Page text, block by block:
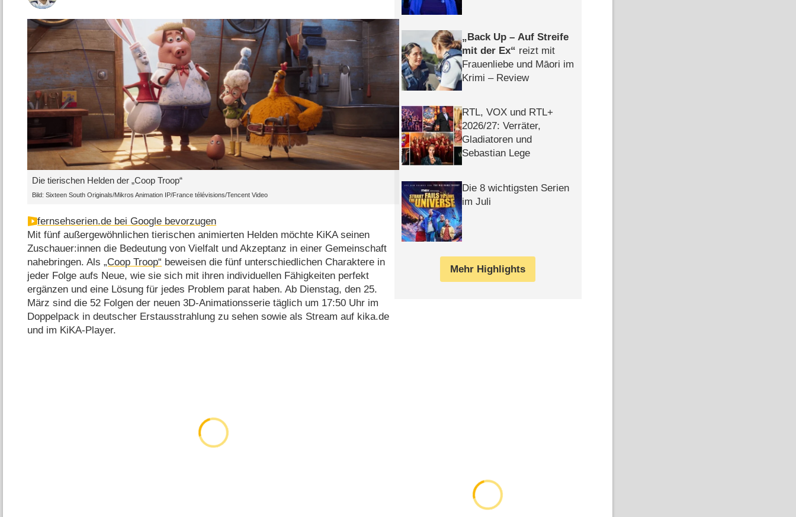
Die tierischen Helden der „Coop Troop“
Bild: Sixteen South Originals/Mikros Animation IP/France télévisions/Tencent Video
fernsehserien.de bei Google bevorzugen
Mit fünf außergewöhnlichen tierischen animierten Helden möchte KiKA seinen
Zuschauer:innen die Bedeutung von Vielfalt und Akzeptanz in einer Gemeinschaft
nahebringen. Als„Coop Troop“ beweisen die fünf unterschiedlichen Charaktere in
jeder Folge aufs Neue, wie sie sich mit ihren individuellen Fähigkeiten perfekt
ergänzen und eine Lösung für jedes Problem parat haben. Ab Dienstag, den 25.
März sind die 52 Folgen der neuen 3D-Animationsserie täglich um 17:50 Uhr im
Doppelpack in deutscher Erstausstrahlung zu sehen sowie als Stream auf kika.de
und im KiKA-Player.
Back Up – Auf Streife
mit der Ex
reizt mit
Frauenliebe und Māori im
Krimi – Review
RTL, VOX und RTL+
2026/​27: Verräter,
Gladiatoren und
Sebastian Lege
Die 8 wichtigsten Serien
im Juli
Mehr Highlights